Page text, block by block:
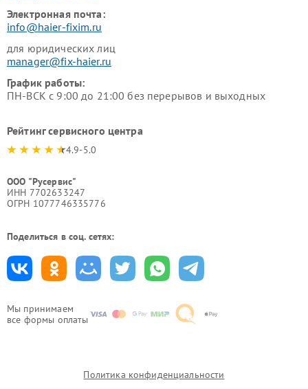
Мы принимаем
все формы оплаты
Электронная почта:
info@haier-fixim.ru
для юридических лиц
manager@fix-haier.ru
График работы:
ПН-ВСК с 9:00 до 21:00 без перерывов и выходных
Рейтинг сервисного центра
4.9-5.0
ООО "Русервис"
ИНН 7702633247
ОГРН 1077746335776
Поделиться в соц. сетях:
Политика конфиденциальности